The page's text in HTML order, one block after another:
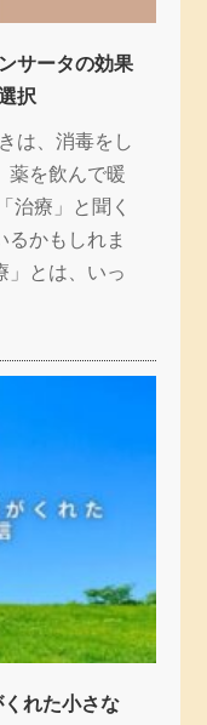
サータの効果
択
は、消毒をし
薬を飲んで暖
治療」と聞く
るかもしれま
」とは、いっ
れた小さな